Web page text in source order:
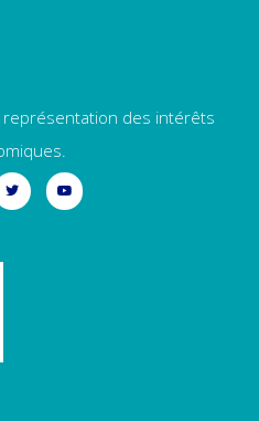
représentation des intérêts